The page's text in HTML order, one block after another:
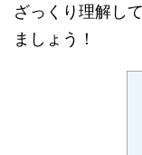
ざっくり理解し
ましょう！